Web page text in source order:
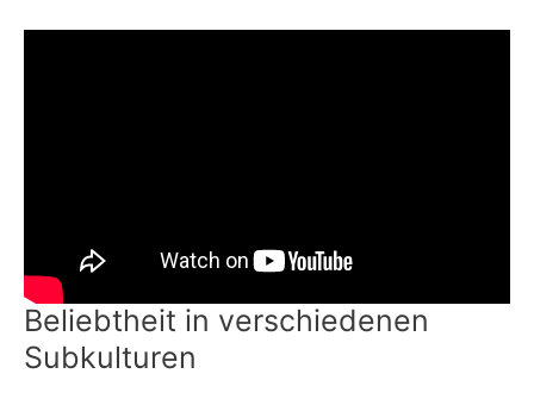
Beliebtheit in verschiedenen
Subkulturen